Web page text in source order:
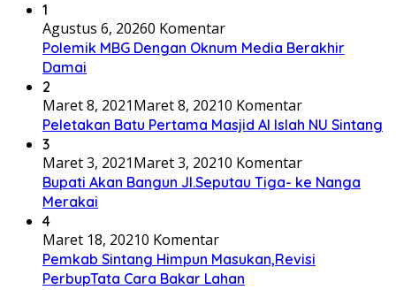
1
Agustus 6, 20260 Komentar
Polemik MBG Dengan Oknum Media Berakhir
Damai
2
Maret 8, 2021Maret 8, 20210 Komentar
Peletakan Batu Pertama Masjid Al Islah NU Sintang
3
Maret 3, 2021Maret 3, 20210 Komentar
Bupati Akan Bangun Jl.Seputau Tiga- ke Nanga
Merakai
4
Maret 18, 20210 Komentar
Pemkab Sintang Himpun Masukan,Revisi
PerbupTata Cara Bakar Lahan